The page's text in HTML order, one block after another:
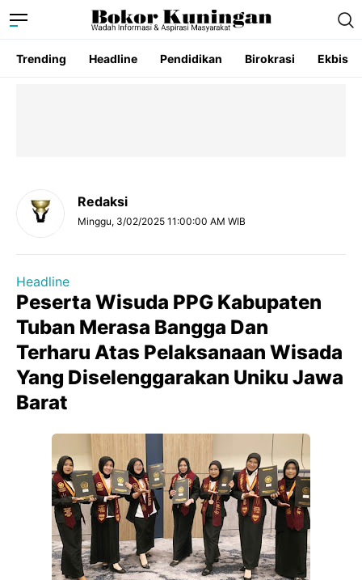
Trending Headline Pendidikan Birokrasi Ekbis
Redaksi
Minggu, 3/02/2025 11:00:00 AM WIB
Headline
Peserta Wisuda PPG Kabupaten
Tuban Merasa Bangga Dan
Terharu Atas Pelaksanaan Wisada
Yang Diselenggarakan Uniku Jawa
Barat